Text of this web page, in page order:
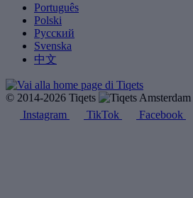
Português
Polski
Русский
Svenska
中文
© 2014-2026 Tiqets
Instagram
TikTok Facebook